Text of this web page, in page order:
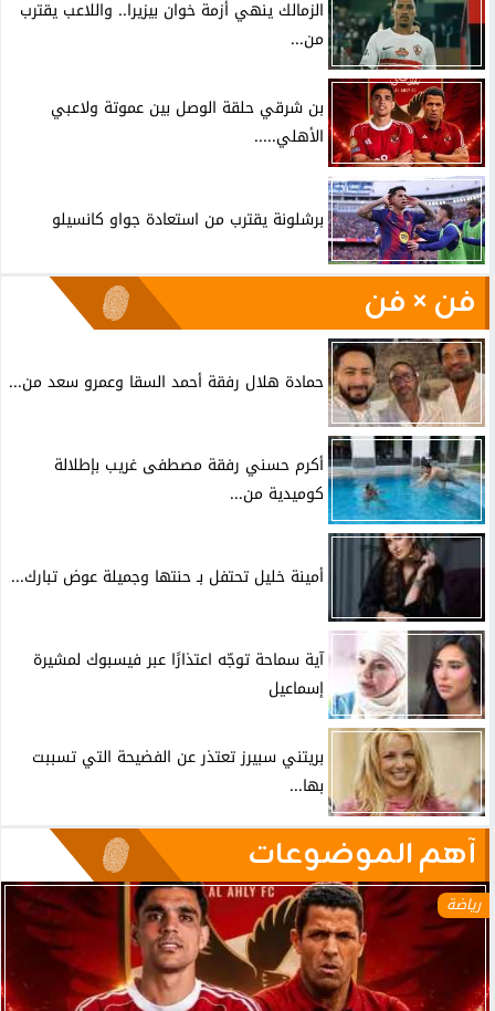
الزمالك ينهي أزمة خوان بيزيرا.. واللاعب يقترب
من...
بن شرقي حلقة الوصل بين عموتة ولاعبي
الأهلي.....
برشلونة يقترب من استعادة جواو كانسيلو
فن × فن
حمادة هلال رفقة أحمد السقا وعمرو سعد من...
أكرم حسني رفقة مصطفى غريب بإطلالة
كوميدية من...
أمينة خليل تحتفل بـ حنتها وجميلة عوض تبارك...
آية سماحة توجّه اعتذارًا عبر فيسبوك لمشيرة
إسماعيل
بريتني سبيرز تعتذر عن الفضيحة التي تسببت
بها...
آهم الموضوعات
رياضة